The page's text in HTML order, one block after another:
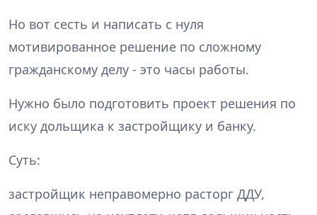
Но вот сесть и написать с нуля
мотивированное решение по сложному
гражданскому делу - это часы работы.
Нужно было подготовить проект решения по
иску дольщика к застройщику и банку.
Суть:
застройщик неправомерно расторг ДДУ,